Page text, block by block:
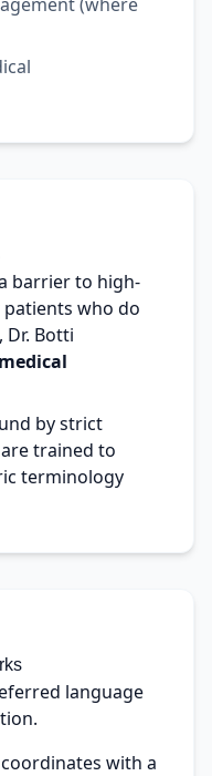
barrier to high-
who do
Dr. Botti
by strict
trained to
terminology
language
with a